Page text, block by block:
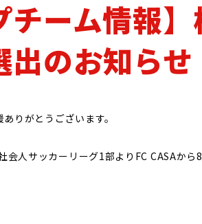
CP SOCCER
チーム情報
出のお知らせ
りがとうございます。
会人サッカーリーグ1部よりFC CASAか